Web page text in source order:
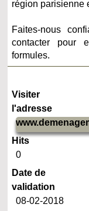
région parisienne
Faites-nous
contacter pour
formules.
Visiter
l'adresse
Hits
0
Date de
validation
08-02-2018